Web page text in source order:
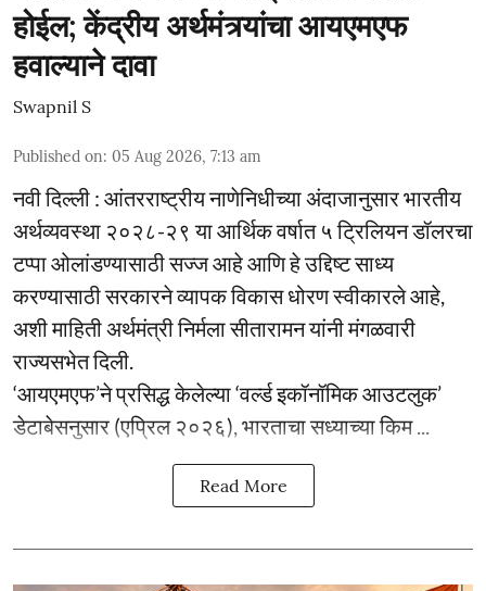
होईल; केंद्रीय अर्थमंत्र्यांचा आयएमएफ
हवाल्याने दावा
Swapnil S
Published on: 05 Aug 2026, 7:13 am
नवी दिल्ली : आंतरराष्ट्रीय नाणेनिधीच्या अंदाजानुसार भारतीय
अर्थव्यवस्था २०२८-२९ या आर्थिक वर्षात ५ ट्रिलियन डॉलरचा
टप्पा ओलांडण्यासाठी सज्ज आहे आणि हे उद्दिष्ट साध्य
करण्यासाठी सरकारने व्यापक विकास धोरण स्वीकारले आहे,
अशी माहिती अर्थमंत्री निर्मला सीतारामन यांनी मंगळवारी
राज्यसभेत दिली.
‘आयएमएफ’ने प्रसिद्ध केलेल्या ‘वर्ल्ड इकॉनॉमिक आउटलुक’
डेटाबेसनुसार (एप्रिल २०२६), भारताचा सध्याच्या किम ...
Read More